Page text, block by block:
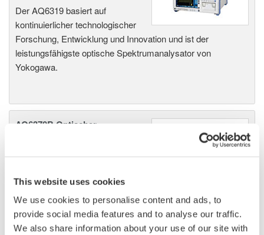
This website uses cookies
We use cookies to personalise content and ads, to
provide social media features and to analyse our traffic.
We also share information about your use of our site with
Der AQ6319 basiert auf
kontinuierlicher technologischer
Forschung, Entwicklung und Innovation und ist der
leistungsfähigste optische Spektrumanalysator von
Yokogawa.
AQ6370B Optischer
Setzt durch erstklassige
Standard für die optische Spektrumanalyse!